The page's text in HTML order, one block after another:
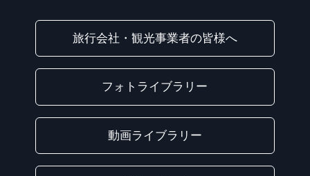
旅行会社・観光事業者の皆様へ
フォトライブラリー
動画ライブラリー